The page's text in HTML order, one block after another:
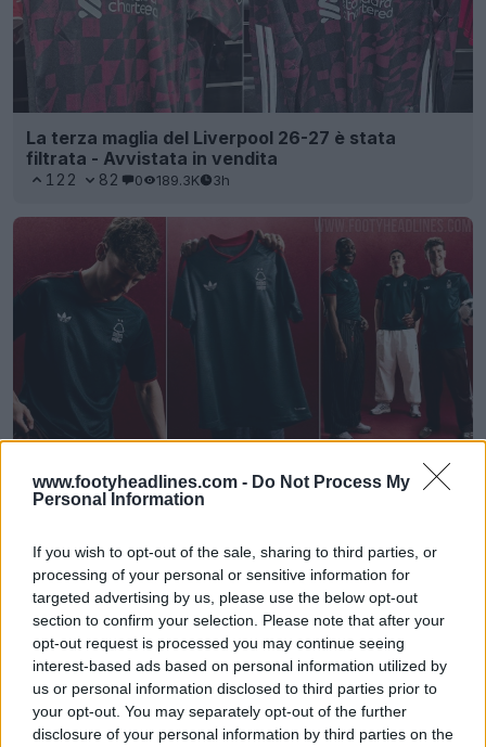
www.footyheadlines.com - Do Not Process My
Personal Information
If you wish to opt-out of the sale, sharing to third parties, or
processing of your personal or sensitive information for
targeted advertising by us, please use the below opt-out
section to confirm your selection. Please note that after your
opt-out request is processed you may continue seeing
interest-based ads based on personal information utilized by
us or personal information disclosed to third parties prior to
your opt-out. You may separately opt-out of the further
disclosure of your personal information by third parties on the
La terza maglia del Liverpool 26-27 è stata
filtrata - Avvistata in vendita
122 82 0 189.3K 3h
Presentata la seconda maglia 26-27 del
Nottingham Forest